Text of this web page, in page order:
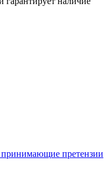
принимающие претензии